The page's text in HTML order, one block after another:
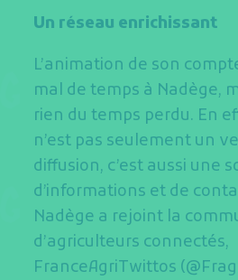
Un réseau enrichissant
L’animation de son
mal de temps à Nadège,
rien du temps perdu. En
n’est pas seulement un
diffusion, c’est aussi une
d’informations et de
Nadège a rejoint la
d’agriculteurs connectés,
FranceAgriTwittos